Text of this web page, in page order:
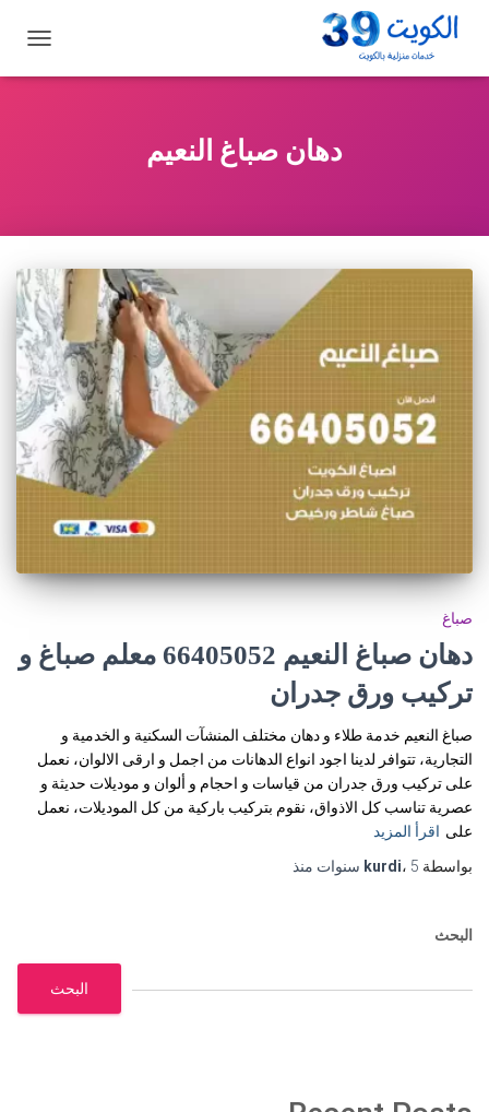
التنقل
دهان صباغ النعيم
صباغ
دهان صباغ النعيم 66405052 معلم صباغ و
تركيب ورق جدران
صباغ النعيم خدمة طلاء و دهان مختلف المنشآت السكنية و الخدمية و
التجارية، تتوافر لدينا اجود انواع الدهانات من اجمل و ارقى الالوان، نعمل
على تركيب ورق جدران من قياسات و احجام و ألوان و موديلات حديثة و
عصرية تناسب كل الاذواق، نقوم بتركيب باركية من كل الموديلات، نعمل
على اقرأ المزيد
بواسطة
kurdi، 5 سنوات منذ
البحث
البحث